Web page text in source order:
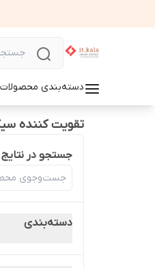
دسته‌بندی محصولات
تقویت کننده
جستجو در نتایج
دسته‌بندی